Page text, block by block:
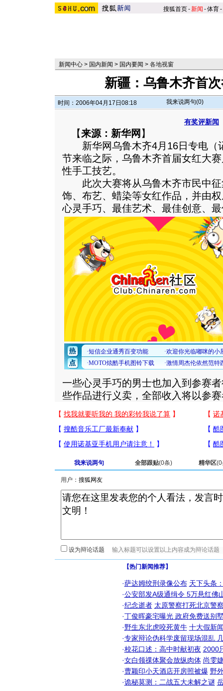
搜狐首页-新闻 -体育-
新闻中心 > 国内新闻 > 国内要闻 > 各地视窗
新疆：乌鲁木齐首
时间：2006年04月17日08:18 我来说两句(0)
有奖评新闻
【来源：新华网 】
新华网乌鲁木齐4月16日专电（
节来临之际，乌鲁木齐首届女红大
性手工技艺。
此次大赛将从乌鲁木齐市民中征
饰、布艺、蜡染等女红作品，并由
心灵手巧、最佳艺术、最佳创意、
一些心灵手巧的男士也加入到参赛
些作品进行义卖，全部收入将以参
我来说两句 全部跟贴(0条) 精华区(0
用户：
设为辩论话题
【热门新闻推荐】
·萨达姆绞刑录像公布 天下头条
·公安部发A级通缉令 5万悬红佛
·纪念逝者 太原警察打死北京警
·丁俊晖豪宅曝光 政府免费送别
·野生东北虎咬死黄牛 十大假新
·专家辩论伪科学废留现场混乱
·校花口述：高中时献初夜 2000
·女白领祼体聚会放纵肉体 尚雯
·曹颖印小天酒店开房照被爆 野
·诡秘莫测：二战五大未解之谜